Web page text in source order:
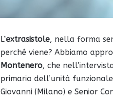
L’extrasistole, nella forma
perché viene? Abbiamo
Montenero, che
primario dell’unità
Giovanni (Milano) e Senior